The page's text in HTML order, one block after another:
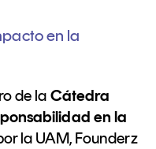
en la
de la Cátedra
en la
la UAM, Founderz